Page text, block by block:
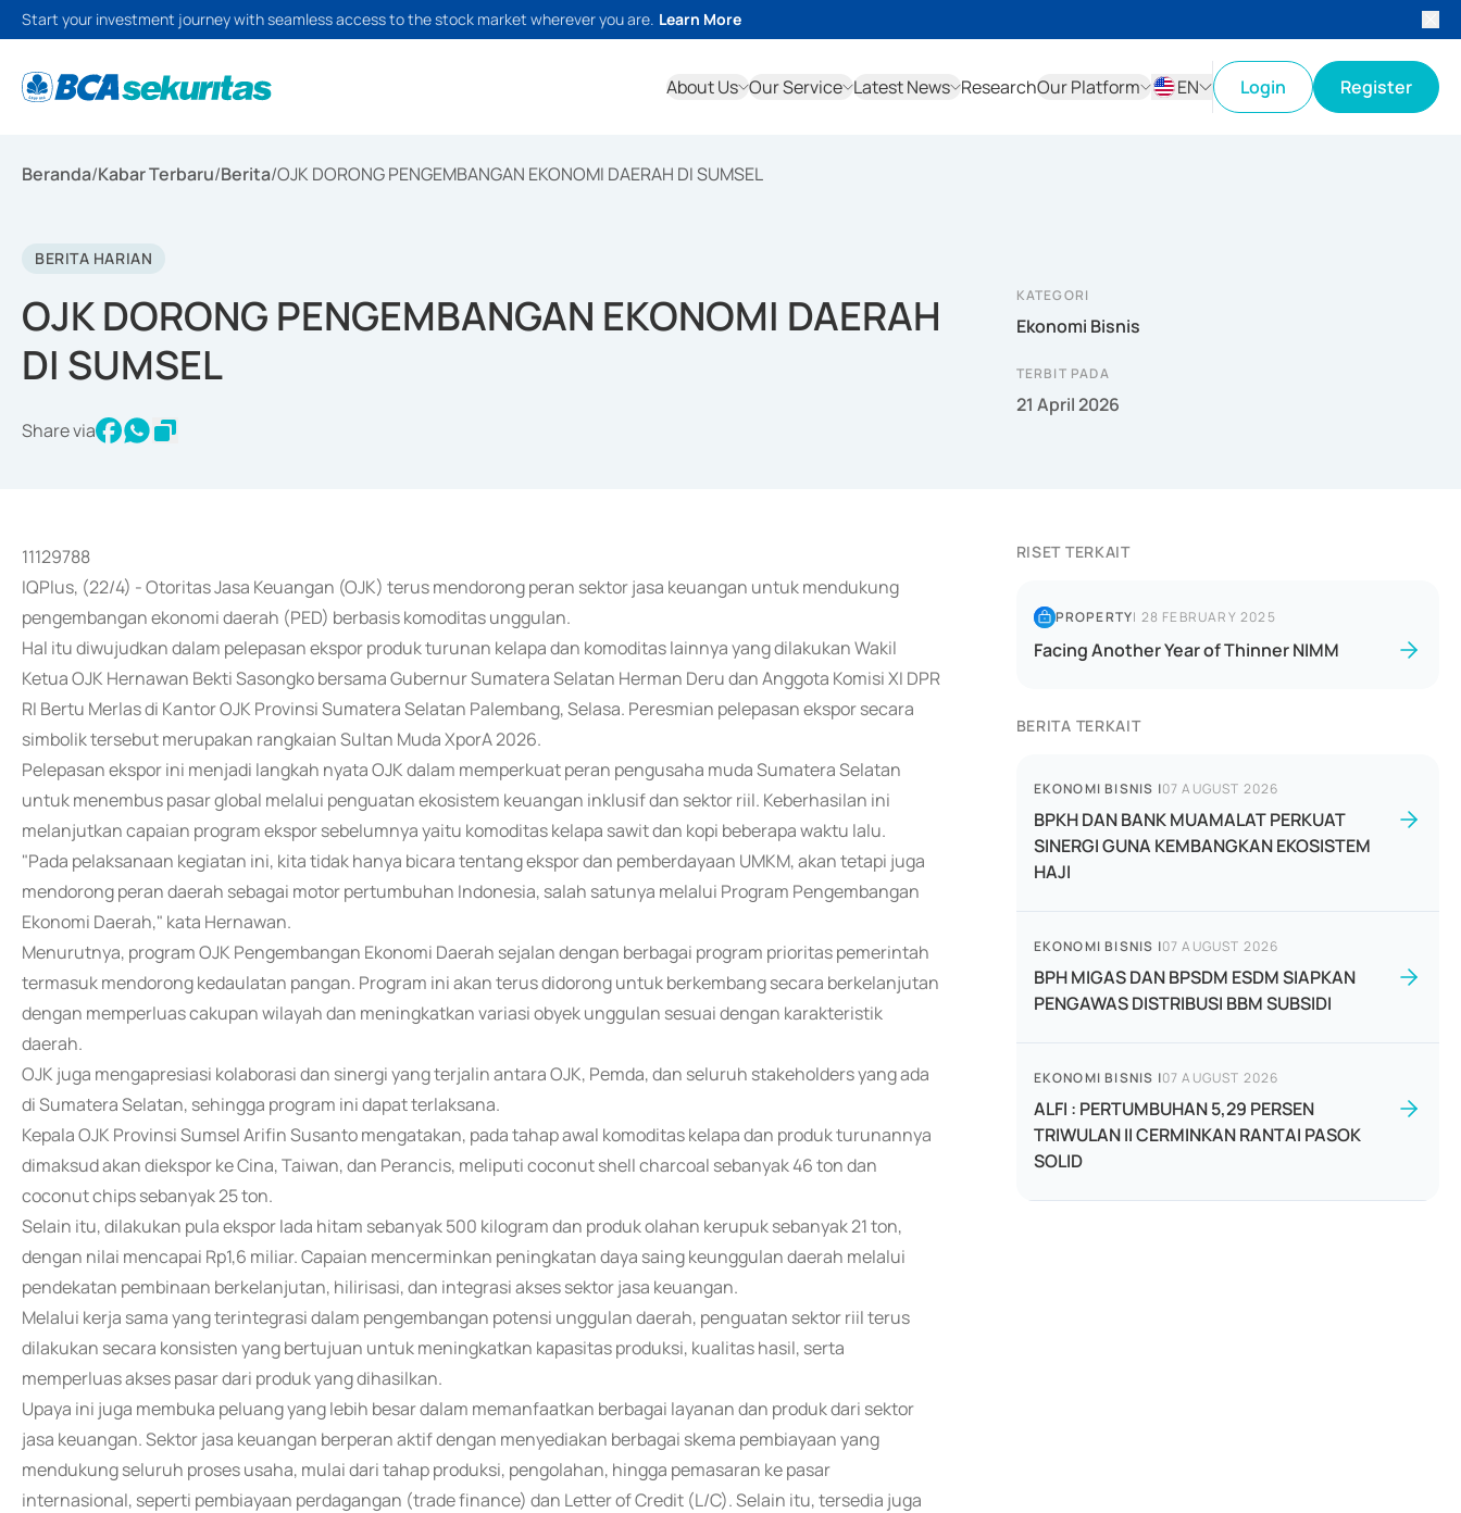
Start your investment journey with seamless access to the stock market wherever you are. Learn More
About Us Our Service Latest News ResearchOur Platform
EN
Login Register
Beranda/Kabar Terbaru/Berita/OJK DORONG PENGEMBANGAN EKONOMI DAERAH DI SUMSEL
BERITA HARIAN
OJK DORONG PENGEMBANGAN EKONOMI DAERAH
DI SUMSEL
Share via
KATEGORI
Ekonomi Bisnis
TERBIT PADA
21 April 2026
11129788
IQPlus, (22/4) - Otoritas Jasa Keuangan (OJK) terus mendorong peran sektor jasa keuangan untuk mendukung
pengembangan ekonomi daerah (PED) berbasis komoditas unggulan.
Hal itu diwujudkan dalam pelepasan ekspor produk turunan kelapa dan komoditas lainnya yang dilakukan Wakil
Ketua OJK Hernawan Bekti Sasongko bersama Gubernur Sumatera Selatan Herman Deru dan Anggota Komisi XI DPR
RI Bertu Merlas di Kantor OJK Provinsi Sumatera Selatan Palembang, Selasa. Peresmian pelepasan ekspor secara
simbolik tersebut merupakan rangkaian Sultan Muda XporA 2026.
Pelepasan ekspor ini menjadi langkah nyata OJK dalam memperkuat peran pengusaha muda Sumatera Selatan
untuk menembus pasar global melalui penguatan ekosistem keuangan inklusif dan sektor riil. Keberhasilan ini
melanjutkan capaian program ekspor sebelumnya yaitu komoditas kelapa sawit dan kopi beberapa waktu lalu.
"Pada pelaksanaan kegiatan ini, kita tidak hanya bicara tentang ekspor dan pemberdayaan UMKM, akan tetapi juga
mendorong peran daerah sebagai motor pertumbuhan Indonesia, salah satunya melalui Program Pengembangan
Ekonomi Daerah," kata Hernawan.
Menurutnya, program OJK Pengembangan Ekonomi Daerah sejalan dengan berbagai program prioritas pemerintah
termasuk mendorong kedaulatan pangan. Program ini akan terus didorong untuk berkembang secara berkelanjutan
dengan memperluas cakupan wilayah dan meningkatkan variasi obyek unggulan sesuai dengan karakteristik
daerah.
OJK juga mengapresiasi kolaborasi dan sinergi yang terjalin antara OJK, Pemda, dan seluruh stakeholders yang ada
di Sumatera Selatan, sehingga program ini dapat terlaksana.
Kepala OJK Provinsi Sumsel Arifin Susanto mengatakan, pada tahap awal komoditas kelapa dan produk turunannya
dimaksud akan diekspor ke Cina, Taiwan, dan Perancis, meliputi coconut shell charcoal sebanyak 46 ton dan
coconut chips sebanyak 25 ton.
Selain itu, dilakukan pula ekspor lada hitam sebanyak 500 kilogram dan produk olahan kerupuk sebanyak 21 ton,
dengan nilai mencapai Rp1,6 miliar. Capaian mencerminkan peningkatan daya saing keunggulan daerah melalui
pendekatan pembinaan berkelanjutan, hilirisasi, dan integrasi akses sektor jasa keuangan.
Melalui kerja sama yang terintegrasi dalam pengembangan potensi unggulan daerah, penguatan sektor riil terus
dilakukan secara konsisten yang bertujuan untuk meningkatkan kapasitas produksi, kualitas hasil, serta
memperluas akses pasar dari produk yang dihasilkan.
Upaya ini juga membuka peluang yang lebih besar dalam memanfaatkan berbagai layanan dan produk dari sektor
jasa keuangan. Sektor jasa keuangan berperan aktif dengan menyediakan berbagai skema pembiayaan yang
mendukung seluruh proses usaha, mulai dari tahap produksi, pengolahan, hingga pemasaran ke pasar
internasional, seperti pembiayaan perdagangan (trade finance) dan Letter of Credit (L/C). Selain itu, tersedia juga
RISET TERKAIT
PROPERTY| 28 FEBRUARY 2025
Facing Another Year of Thinner NIMM
BERITA TERKAIT
EKONOMI BISNIS |07 AUGUST 2026
BPKH DAN BANK MUAMALAT PERKUAT
SINERGI GUNA KEMBANGKAN EKOSISTEM
HAJI
EKONOMI BISNIS |07 AUGUST 2026
BPH MIGAS DAN BPSDM ESDM SIAPKAN
PENGAWAS DISTRIBUSI BBM SUBSIDI
EKONOMI BISNIS |07 AUGUST 2026
ALFI : PERTUMBUHAN 5,29 PERSEN
TRIWULAN II CERMINKAN RANTAI PASOK
SOLID